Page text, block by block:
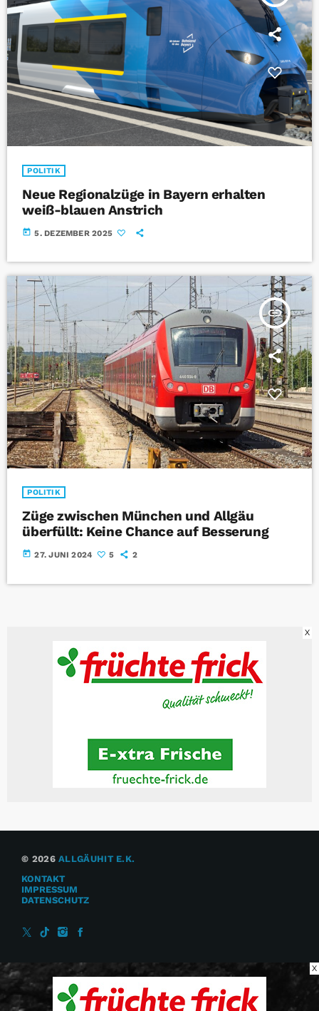
POLITIK
Neue Regionalzüge in Bayern erhalten
weiß-blauen Anstrich
today 5. DEZEMBER 2025
insert_link
POLITIK
Züge zwischen München und Allgäu
überfüllt: Keine Chance auf Besserung
today 27. JUNI 2024 5 2
X
© 2026ALLGÄUHIT E.K.
KONTAKT
IMPRESSUM
DATENSCHUTZ
X